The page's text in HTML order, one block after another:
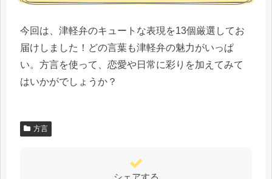
今回は、津軽弁のキュートな表現を13個厳選してお
届けしました！どの言葉も津軽弁の魅力がいっぱ
い。方言を使って、恋愛や日常に彩りを加えてみて
はいかがでしょうか？
方言
シェアする